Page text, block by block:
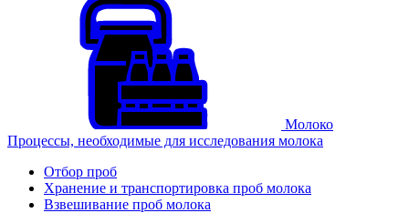
Молоко
Процессы, необходимые для исследования молока
Отбор проб
Хранение и транспортировка проб молока
Взвешивание проб молока